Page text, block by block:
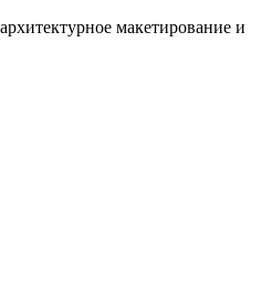
макетирование и